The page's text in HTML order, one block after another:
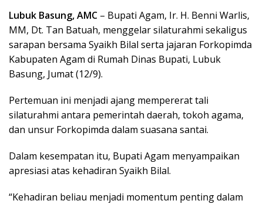
Lubuk Basung, AMC – Bupati Agam, Ir. H. Benni Warlis,
MM, Dt. Tan Batuah, menggelar silaturahmi sekaligus
sarapan bersama Syaikh Bilal serta jajaran Forkopimda
Kabupaten Agam di Rumah Dinas Bupati, Lubuk
Basung, Jumat (12/9).
Pertemuan ini menjadi ajang mempererat tali
silaturahmi antara pemerintah daerah, tokoh agama,
dan unsur Forkopimda dalam suasana santai.
Dalam kesempatan itu, Bupati Agam menyampaikan
apresiasi atas kehadiran Syaikh Bilal.
“Kehadiran beliau menjadi momentum penting dalam